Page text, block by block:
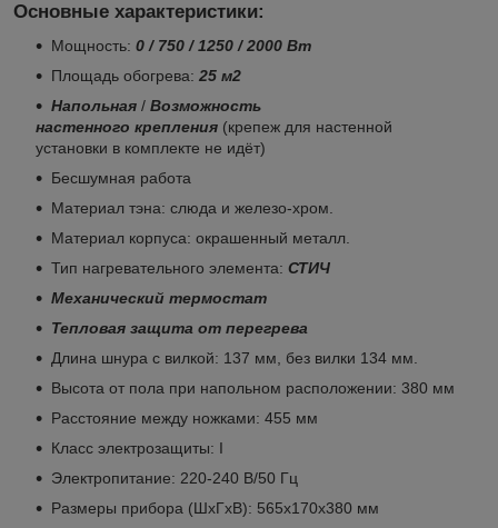
Основные характеристики:
Мощность: 0 / 750 / 1250 / 2000 Вт
Площадь обогрева: 25 м2
Напольная / Возможность
настенного крепления (крепеж для настенной
установки в комплекте не идёт)
Бесшумная работа
Материал тэна: слюда и железо-хром.
Материал корпуса: окрашенный металл.
Тип нагревательного элемента: СТИЧ
Механический термостат
Тепловая защита от перегрева
Длина шнура с вилкой: 137 мм, без вилки 134 мм.
Высота от пола при напольном расположении: 380 мм
Расстояние между ножками: 455 мм
Класс электрозащиты: I
Электропитание: 220-240 В/50 Гц
Размеры прибора (ШхГхВ): 565x170x380 мм